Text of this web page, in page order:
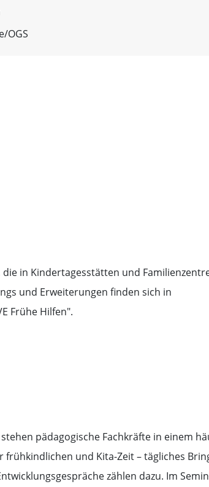
OGS
in Kindertagesstätten und
und Erweiterungen finden sich in
Frühe Hilfen".
pädagogische Fachkräfte in einem
und Kita-Zeit – tägliches
zählen dazu. Im